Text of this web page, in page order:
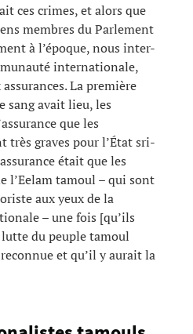
ces crimes, et alors que
membres du Parlement
à l’époque, nous inter-
internationale,
La première
sang avait lieu, les
que les
très graves pour l’État sri-
était que les
l’Eelam tamoul – qui sont
aux yeux de la
– une fois [qu’ils
du peuple tamoul
et qu’il y aurait la